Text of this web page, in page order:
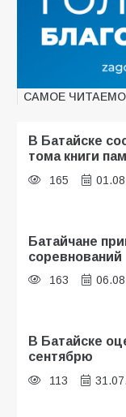
САМОЕ
В Батайске
тома книги
165
Батайчане
соревнований
163
В Батайске
сентябрю
113